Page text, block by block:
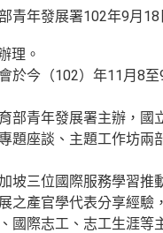
青年發展署102年9月
理。
於今（102）年11月8
部青年發展署主辦，國
題座談、主題工作坊兩
坡三位國際服務學習推
之產官學代表分享經驗
國際志工、志工生涯等